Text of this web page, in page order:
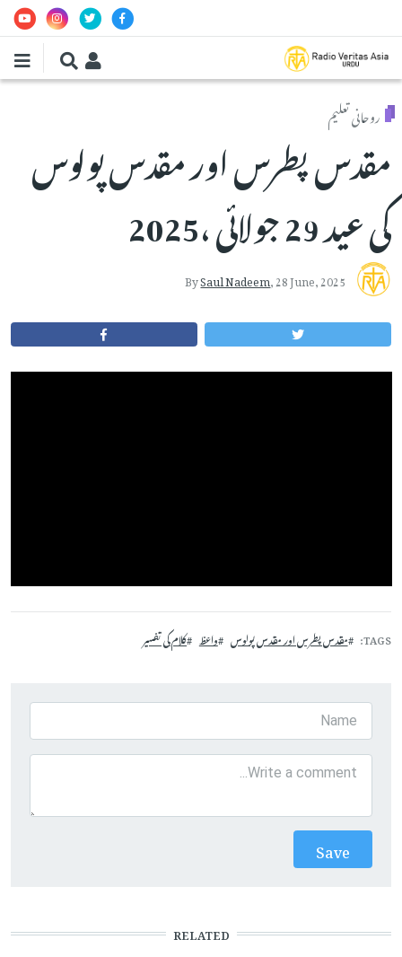
روحانی تعلیم
مقدس پطرس اور مقدس پولوس
کی عید 29 جولائی ،2025
BySaul Nadeem,28 June, 2025
TAGS مقدس پطرس اور مقدس پولوس واعظ کلام کی تفسیر
RELATED